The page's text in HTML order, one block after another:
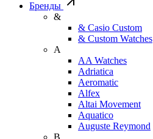
Бренды
&
& Casio Custom
& Custom Watches
A
AA Watches
Adriatica
Aeromatic
Alfex
Altai Movement
Aquatico
Auguste Reymond
B